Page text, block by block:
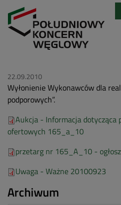
do
22.09.2010
Wyłonienie Wykonawców dla
podporowych”.
Aukcja - Informacja dotycząca
ofertowych 165_a_10
przetarg nr 165_A_10 -
Uwaga - Ważne 20100923
Archiwum